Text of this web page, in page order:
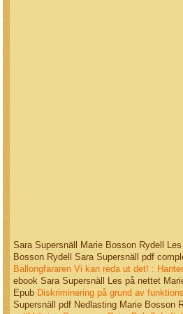
Sara Supersnäll Marie Bosson Rydell
Bosson Rydell Sara Supersnäll pdf
Ballongfararen Vi kan reda ut det! :
ebook Sara Supersnäll Les på nettet
Epub Diskriminering på grund av
Supersnäll pdf Nedlasting Marie Bosson